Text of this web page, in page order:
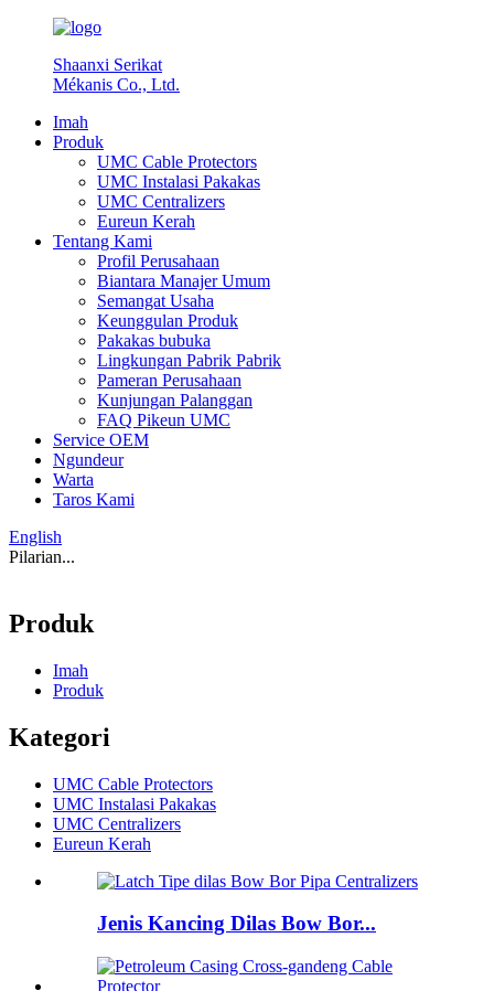
Shaanxi Serikat
Mékanis Co., Ltd.
Imah
Produk
UMC Cable Protectors
UMC Instalasi Pakakas
UMC Centralizers
Eureun Kerah
Tentang Kami
Profil Perusahaan
Biantara Manajer Umum
Semangat Usaha
Keunggulan Produk
Pakakas bubuka
Lingkungan Pabrik Pabrik
Pameran Perusahaan
Kunjungan Palanggan
FAQ Pikeun UMC
Service OEM
Ngundeur
Warta
Taros Kami
English
Pilarian...
Produk
Imah
Produk
Kategori
UMC Cable Protectors
UMC Instalasi Pakakas
UMC Centralizers
Eureun Kerah
Jenis Kancing Dilas Bow Bor...